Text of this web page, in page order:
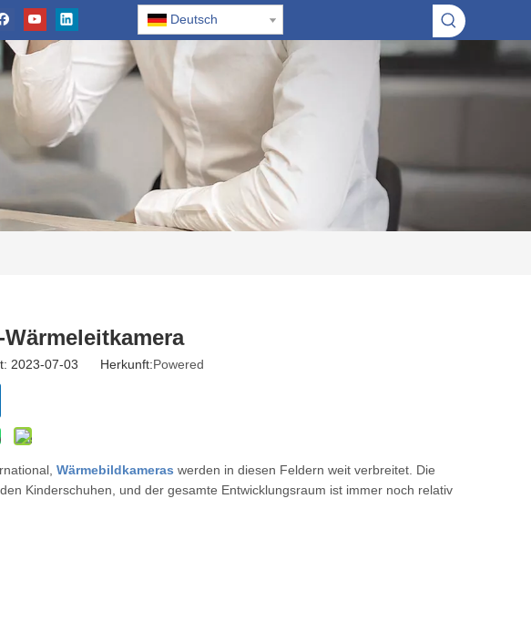
Deutsch
2023-07-03 Herkunft:Powered
Wärmebildkameras werden in diesen Feldern weit verbreitet. Die
Kinderschuhen, und der gesamte Entwicklungsraum ist immer noch relativ